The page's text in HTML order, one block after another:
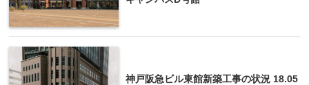
神戸阪急ビル東館新築工事の状況 18.05